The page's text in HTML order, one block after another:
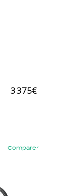
3 375€
Comparer